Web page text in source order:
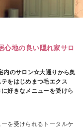
心地の良い隠れ家サロ
内のサロン☆大通りから奥
をはじめまつ毛エクス
好きなメニューを受けら
を受けられるトータルケ